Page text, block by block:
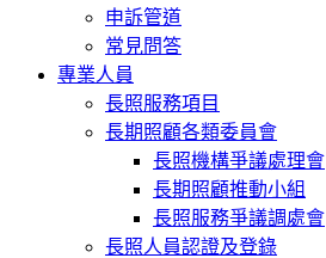
申訴管道
常見問答
專業人員
長照服務項目
長期照顧各類委員會
長照機構爭議處理會
長期照顧推動小組
長照服務爭議調處會
長照人員認證及登錄